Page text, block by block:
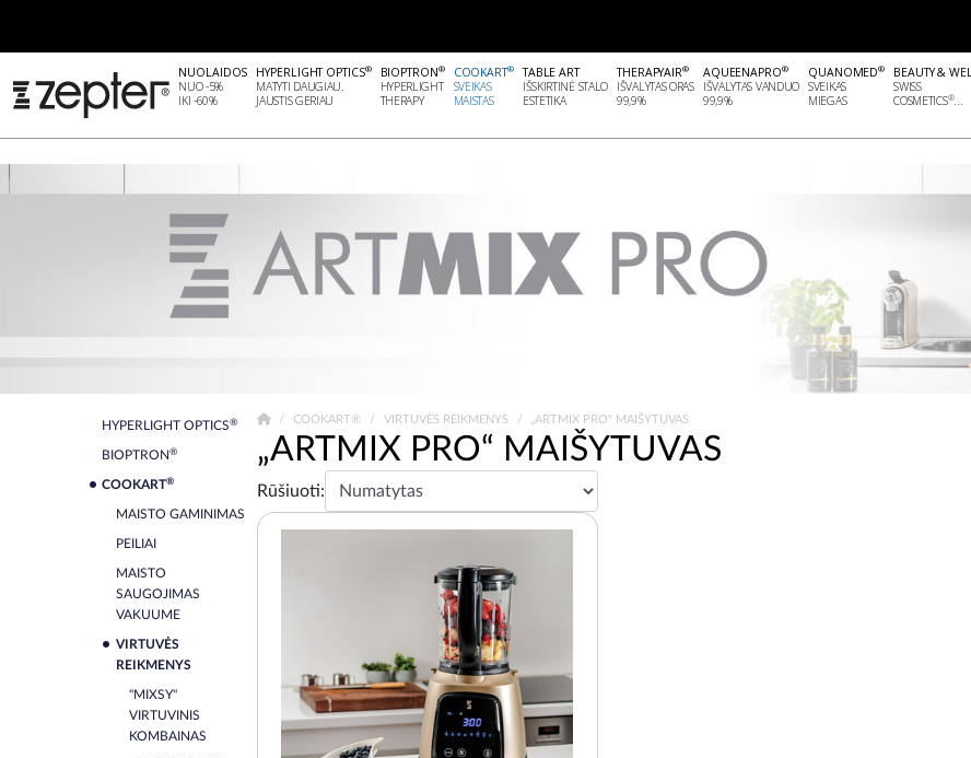
NUOLAIDOS
NUO -5%
IKI -60%
HYPERLIGHT OPTICS®
MATYTI DAUGIAU.
JAUSTIS GERIAU
BIOPTRON®
HYPERLIGHT
THERAPY
COOKART®
SVEIKAS
MAISTAS
TABLE ART
IŠSKIRTINĖ STALO
ESTETIKA
THERAPYAIR®
IŠVALYTAS ORAS
99,9%
AQUEENAPRO®
IŠVALYTAS VANDUO
99,9%
QUANOMED®
SVEIKAS
MIEGAS
BEAUTY &
SWISS
COSMETICS®...
HYPERLIGHT OPTICS®
BIOPTRON®
COOKART®
MAISTO GAMINIMAS
PEILIAI
MAISTO
SAUGOJIMAS
VAKUUME
VIRTUVĖS
REIKMENYS
"MIXSY"
VIRTUVINIS
KOMBAINAS
COOKART® VIRTUVĖS REIKMENYS „ARTMIX PRO“ MAIŠYTUVAS
„ARTMIX PRO“ MAIŠYTUVAS
Rūšiuoti: